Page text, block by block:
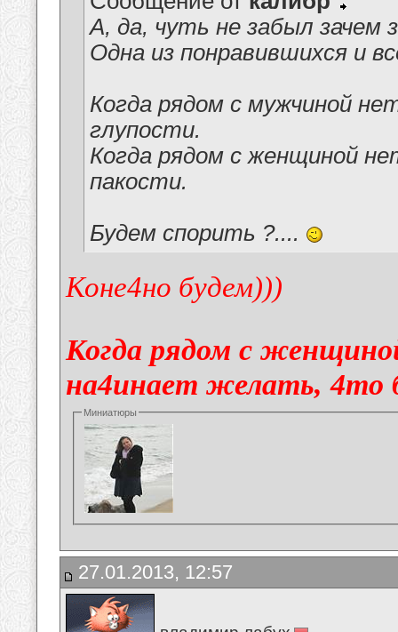
А, да, чуть не забыл зачем
Одна из понравившихся и
Когда рядом с мужчиной
глупости.
Когда рядом с женщиной
пакости.
Будем спорить ?....
Коне4но будем)))
Когда рядом с
на4инает желать, 4то
Миниатюры
27.01.2013, 12:57